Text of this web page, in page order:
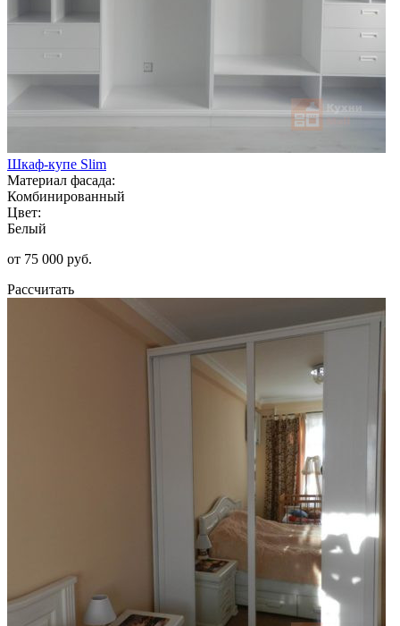
Шкаф-купе Slim
Материал фасада:
Комбинированный
Цвет:
Белый
от 75 000 руб.
Рассчитать